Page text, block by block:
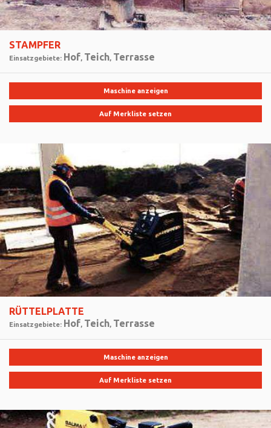
STAMPFER
Einsatzgebiete: Hof, Teich, Terrasse
Maschine anzeigen
Auf Merkliste setzen
RÜTTELPLATTE
Einsatzgebiete: Hof, Teich, Terrasse
Maschine anzeigen
Auf Merkliste setzen